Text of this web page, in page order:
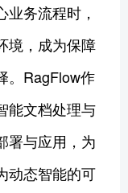
务流程时，
境，成为保障
。RagFlow作
能文档处理与
署与应用，为
动态智能的可